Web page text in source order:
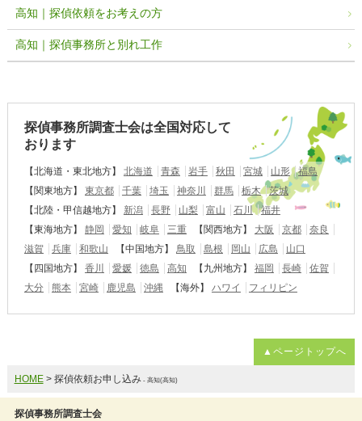
高知｜探偵依頼をお考えの方
高知｜探偵事務所と別れ工作
探偵事務所調査士会は全国対応して
おります
【北海道・東北地方】 北海道 青森 岩手 秋田 宮城 山形
福島
【関東地方】
東京都 千葉 埼玉 神奈川 群馬 栃木
茨城
【北陸・甲信越地方】
新潟 長野 山梨 富山 石川
福井
【東海地方】
静岡 愛知 岐阜 三重 【関西地方】 大阪 京都
奈良
滋賀
兵庫 和歌山 【中国地方】 鳥取 島根 岡山 広島
山口
【四国地方】
香川 愛媛 徳島 高知 【九州地方】 福岡 長崎
佐賀
大分
熊本 宮崎 鹿児島 沖縄 【海外】 ハワイ フィリピン
▲ページトップへ
HOME> 探偵依頼お申し込み- 高知(高知)
探偵事務所調査士会